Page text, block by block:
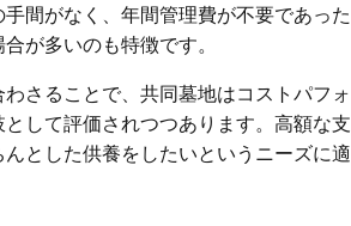
間がなく、年間管理費が不要であった
が多いのも特徴です。
さることで、共同墓地はコストパフォ
して評価されつつあります。高額な支
とした供養をしたいというニーズに適